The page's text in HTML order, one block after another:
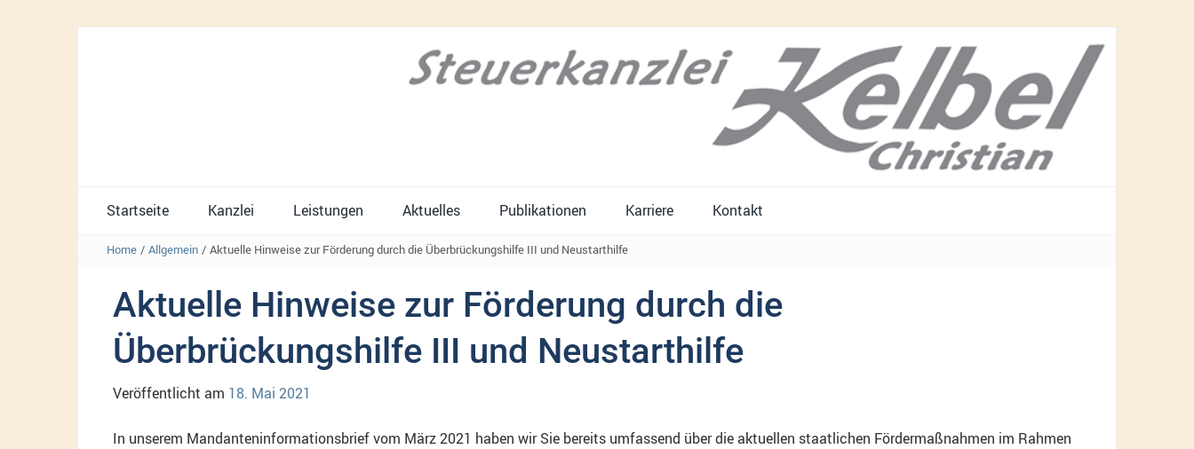
Startseite Kanzlei Leistungen Aktuelles Publikationen Karriere Kontakt
Home / Allgemein / Aktuelle Hinweise zur Förderung durch die Überbrückungshilfe III und Neustarthilfe
Aktuelle Hinweise zur Förderung durch die
Überbrückungshilfe III und Neustarthilfe
Veröffentlicht am 18. Mai 2021
In unserem Mandanteninformationsbrief vom März 2021 haben wir Sie bereits umfassend über die aktuellen staatlichen Fördermaßnahmen im Rahmen